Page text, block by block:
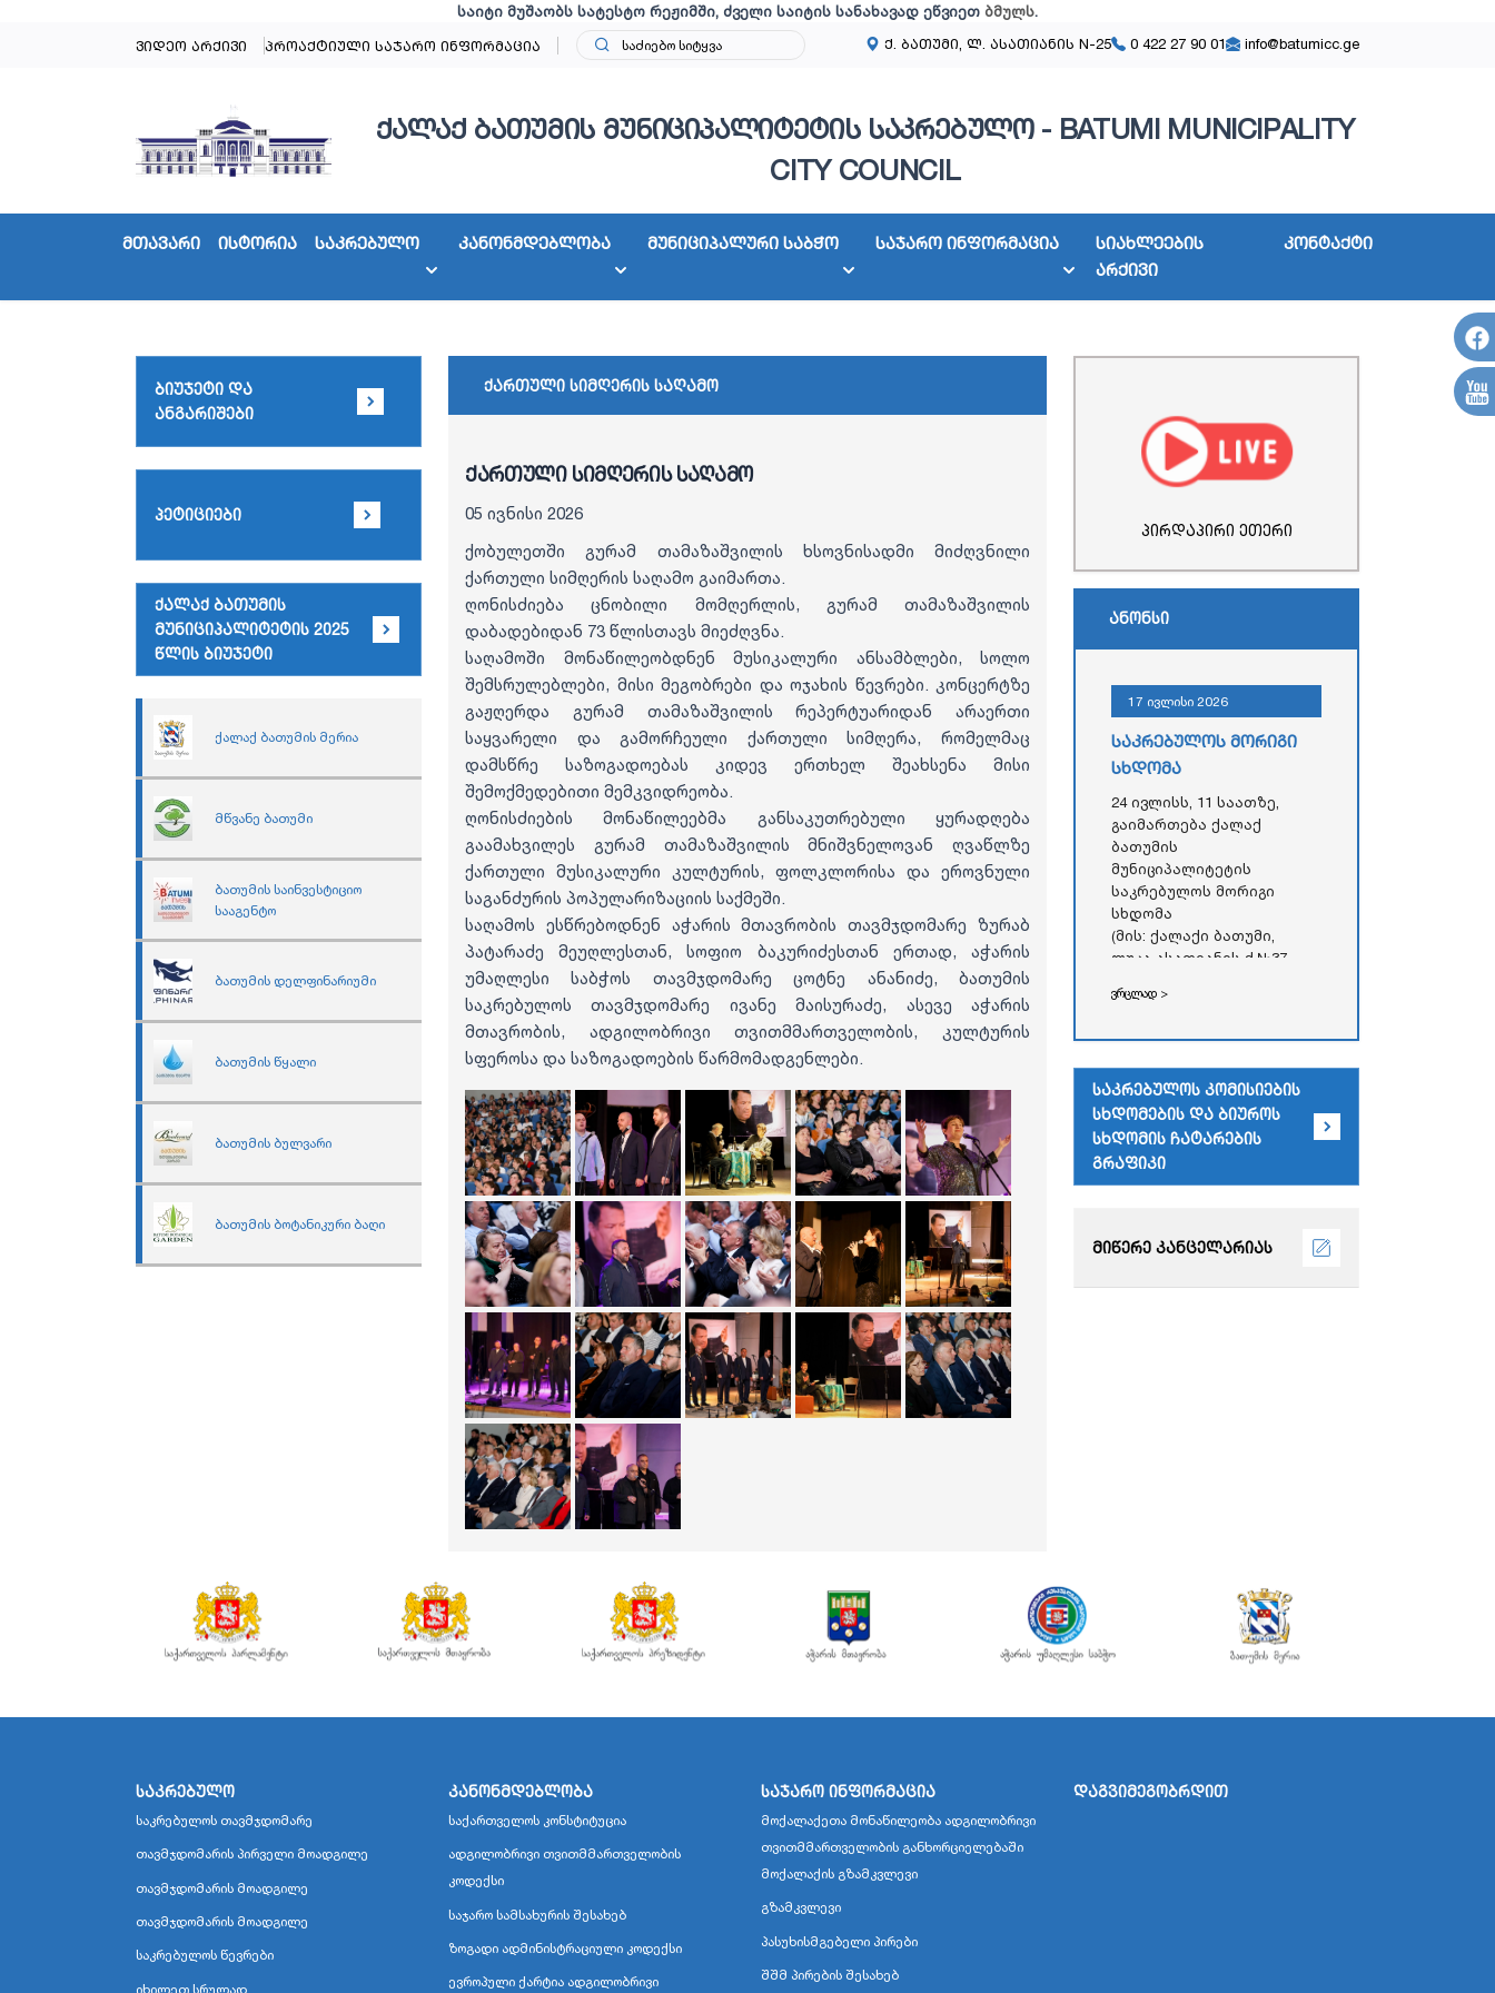
საიტი მუშაობს სატესტო რეჟიმში, ძველი საიტის სანახავად ეწვიეთ ბმულს.
ვიდეო არქივი
პროაქტიული საჯარო ინფორმაცია ქ. ბათუმი, ლ. ასათიანის N-25 0 422 27 90 01 info@batumicc.ge
ქალაქ ბათუმის მუნიციპალიტეტის საკრებულო - BATUMI MUNICIPALITY
CITY COUNCIL
მთავარი ისტორია საკრებულო კანონმდებლობა მუნიციპალური საბჭო საჯარო ინფორმაცია
სიახლეების
არქივი
კონტაქტი
ბიუჯეტი და
ანგარიშები
პეტიციები
ქალაქ ბათუმის
მუნიციპალიტეტის 2025
წლის ბიუჯეტი
ქალაქ ბათუმის მერია
მწვანე ბათუმი
ბათუმის საინვესტიციო
სააგენტო
ბათუმის დელფინარიუმი
ბათუმის წყალი
ბათუმის ბულვარი
ბათუმის ბოტანიკური ბაღი
ქართული სიმღერის საღამო
ქართული სიმღერის საღამო
05 ივნისი 2026
ქობულეთში გურამ თამაზაშვილის ხსოვნისადმი მიძღვნილი
ქართული სიმღერის საღამო გაიმართა.
ღონისძიება ცნობილი მომღერლის, გურამ თამაზაშვილის
დაბადებიდან 73 წლისთავს მიეძღვნა.
საღამოში მონაწილეობდნენ მუსიკალური ანსამბლები, სოლო
შემსრულებლები, მისი მეგობრები და ოჯახის წევრები. კონცერტზე
გაჟღერდა გურამ თამაზაშვილის რეპერტუარიდან არაერთი
საყვარელი და გამორჩეული ქართული სიმღერა, რომელმაც
დამსწრე საზოგადოებას კიდევ ერთხელ შეახსენა მისი
შემოქმედებითი მემკვიდრეობა.
ღონისძიების მონაწილეებმა განსაკუთრებული ყურადღება
გაამახვილეს გურამ თამაზაშვილის მნიშვნელოვან ღვაწლზე
ქართული მუსიკალური კულტურის, ფოლკლორისა და ეროვნული
საგანძურის პოპულარიზაციის საქმეში.
საღამოს ესწრებოდნენ აჭარის მთავრობის თავმჯდომარე ზურაბ
პატარაძე მეუღლესთან, სოფიო ბაკურიძესთან ერთად, აჭარის
უმაღლესი საბჭოს თავმჯდომარე ცოტნე ანანიძე, ბათუმის
საკრებულოს თავმჯდომარე ივანე მაისურაძე, ასევე აჭარის
მთავრობის, ადგილობრივი თვითმმართველობის, კულტურის
სფეროსა და საზოგადოების წარმომადგენლები.
პირდაპირი ეთერი
ანონსი
17 ივლისი 2026
საკრებულოს მორიგი
სხდომა
24 ივლისს, 11 საათზე,
გაიმართება ქალაქ
ბათუმის
მუნიციპალიტეტის
საკრებულოს მორიგი
სხდომა
(მის: ქალაქი ბათუმი,
ლუკა ასათიანის ქ.№37,
რესპუბლიკის უმაღლესი
ადმინისტრაციული
შენობა)
ვრცლად >
საკრებულოს კომისიების
სხდომების და ბიუროს
სხდომის ჩატარების
გრაფიკი
მიწერე კანცელარიას
საკრებულო
საკრებულოს თავმჯდომარე
თავმჯდომარის პირველი მოადგილე
თავმჯდომარის მოადგილე
თავმჯდომარის მოადგილე
საკრებულოს წევრები
იხილეთ სრულად
კანონმდებლობა
საქართველოს კონსტიტუცია
ადგილობრივი თვითმმართველობის
კოდექსი
საჯარო სამსახურის შესახებ
ზოგადი ადმინისტრაციული კოდექსი
ევროპული ქარტია ადგილობრივი
საჯარო ინფორმაცია
მოქალაქეთა მონაწილეობა ადგილობრივი
თვითმმართველობის განხორციელებაში
მოქალაქის გზამკვლევი
გზამკვლევი
პასუხისმგებელი პირები
შშმ პირების შესახებ
დაგვიმეგობრდით